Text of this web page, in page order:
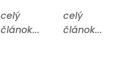
celý
článok...
celý
článok...